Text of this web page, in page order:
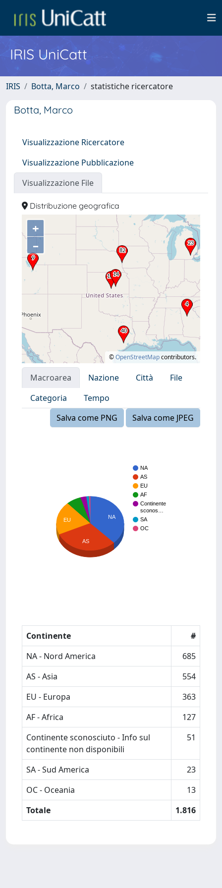
IRIS UniCatt
IRIS Botta, Marco statistiche ricercatore
Botta, Marco
Visualizzazione Ricercatore
Visualizzazione Pubblicazione
Visualizzazione File
Distribuzione geografica
+
–
©OpenStreetMapcontributors.
Macroarea Nazione Città
File
Categoria
Tempo
Salva come PNG
Salva come JPEG
NA
AS
EU
AF
Continente
sconos…
SA
OC
NA
EU
AS
Continente
#
NA - Nord America
685
AS - Asia
554
EU - Europa
363
AF - Africa
127
Continente sconosciuto - Info sul
continente non disponibili
51
SA - Sud America
23
OC - Oceania
13
Totale
1.816